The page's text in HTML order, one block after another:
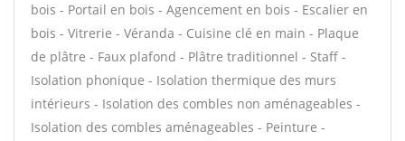
bois - Portail en bois - Agencement en bois - Escalier en
bois - Vitrerie - Véranda - Cuisine clé en main - Plaque
de plâtre - Faux plafond - Plâtre traditionnel - Staff -
Isolation phonique - Isolation thermique des murs
intérieurs - Isolation des combles non aménageables -
Isolation des combles aménageables - Peinture -